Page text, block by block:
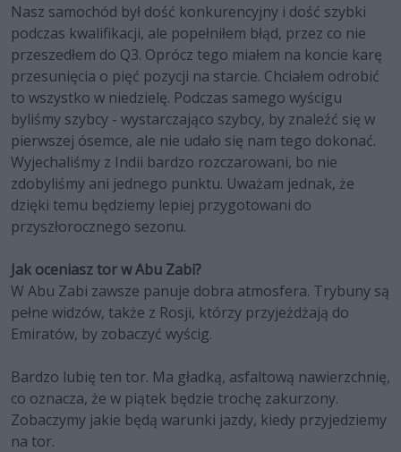
Nasz samochód był dość konkurencyjny i dość szybki
podczas kwalifikacji, ale popełniłem błąd, przez co nie
przeszedłem do Q3. Oprócz tego miałem na koncie karę
przesunięcia o pięć pozycji na starcie. Chciałem odrobić
to wszystko w niedzielę. Podczas samego wyścigu
byliśmy szybcy - wystarczająco szybcy, by znaleźć się w
pierwszej ósemce, ale nie udało się nam tego dokonać.
Wyjechaliśmy z Indii bardzo rozczarowani, bo nie
zdobyliśmy ani jednego punktu. Uważam jednak, że
dzięki temu będziemy lepiej przygotowani do
przyszłorocznego sezonu.
Jak oceniasz tor w Abu Zabi?
W Abu Zabi zawsze panuje dobra atmosfera. Trybuny są
pełne widzów, także z Rosji, którzy przyjeżdżają do
Emiratów, by zobaczyć wyścig.
Bardzo lubię ten tor. Ma gładką, asfaltową nawierzchnię,
co oznacza, że w piątek będzie trochę zakurzony.
Zobaczymy jakie będą warunki jazdy, kiedy przyjedziemy
na tor.